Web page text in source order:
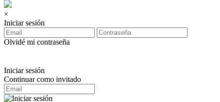
×
Iniciar sesión
Olvidé mi contraseña
Iniciar sesión
Continuar como invitado